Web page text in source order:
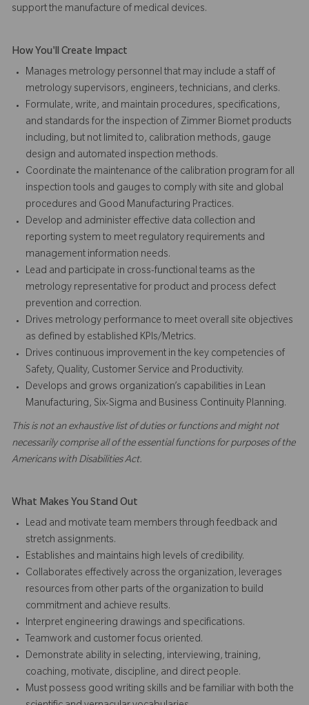
support the manufacture of medical devices.
How You'll Create Impact
Manages metrology personnel that may include a staff of
metrology supervisors, engineers, technicians, and clerks.
Formulate, write, and maintain procedures, specifications,
and standards for the inspection of Zimmer Biomet products
including, but not limited to, calibration methods, gauge
design and automated inspection methods.
Coordinate the maintenance of the calibration program for all
inspection tools and gauges to comply with site and global
procedures and Good Manufacturing Practices.
Develop and administer effective data collection and
reporting system to meet regulatory requirements and
management information needs.
Lead and participate in cross-functional teams as the
metrology representative for product and process defect
prevention and correction.
Drives metrology performance to meet overall site objectives
as defined by established KPIs/Metrics.
Drives continuous improvement in the key competencies of
Safety, Quality, Customer Service and Productivity.
Develops and grows organization’s capabilities in Lean
Manufacturing, Six-Sigma and Business Continuity Planning.
This is not an exhaustive list of duties or functions and might not
necessarily comprise all of the essential functions for purposes of the
Americans with Disabilities Act.
What Makes You Stand Out
Lead and motivate team members through feedback and
stretch assignments.
Establishes and maintains high levels of credibility.
Collaborates effectively across the organization, leverages
resources from other parts of the organization to build
commitment and achieve results.
Interpret engineering drawings and specifications.
Teamwork and customer focus oriented.
Demonstrate ability in selecting, interviewing, training,
coaching, motivate, discipline, and direct people.
Must possess good writing skills and be familiar with both the